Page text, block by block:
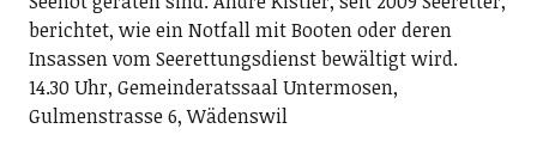
berichtet, wie ein Notfall mit Booten oder deren
Insassen vom Seerettungsdienst bewältigt wird.
14.30 Uhr, Gemeinderatssaal Untermosen,
Gulmenstrasse 6, Wädenswil